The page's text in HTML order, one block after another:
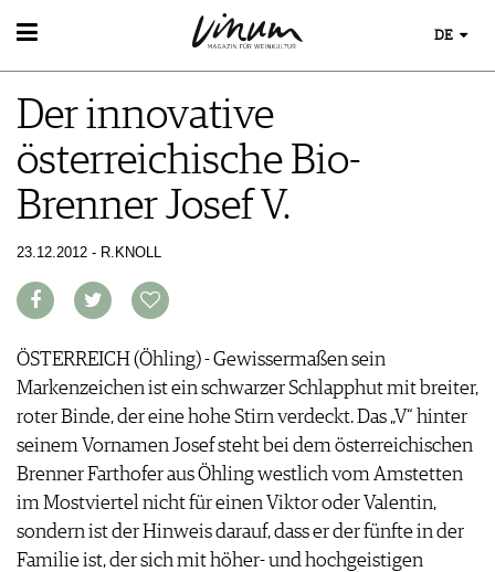
WEIN
WEINSUCHE
GUIDE WEINGÜTER
WINETRADECLUB
WEINE DES MONATS
TRINKREIFETABELLE
CLUB LES DOMAINES
WEINWISSEN
WEINREGIONEN
WEINGESCHICHTE
TIPPS & TRICKS
NEWS
EVENTS
EVENTKALENDER
EVENT-BILDER
ESSEN & TRINKEN
FOOD PAIRING TIPPS
FOOD PAIRING TABELLE
KULINARIK
HOTSPOTS
WEINREISEN
REPORTAGEN
WINEGUIDES
KLARTEXT
EXTRAS
ABO
AUSGABE
ARCHIV
VORTEILSWELT
MEDIATHEK
APPS
NEWS
WEINWIRTSCHAFT
WEINSZENE
PORTRAITS
VINOPHILES
ARCHIV
DE
Der innovative
österreichische Bio-
Brenner Josef V.
23.12.2012 - R.KNOLL
ÖSTERREICH (Öhling) - Gewissermaßen sein
Markenzeichen ist ein schwarzer Schlapphut mit breiter,
roter Binde, der eine hohe Stirn verdeckt. Das „V“ hinter
seinem Vornamen Josef steht bei dem österreichischen
Brenner Farthofer aus Öhling westlich vom Amstetten
im Mostviertel nicht für einen Viktor oder Valentin,
sondern ist der Hinweis darauf, dass er der fünfte in der
Familie ist, der sich mit höher- und hochgeistigen